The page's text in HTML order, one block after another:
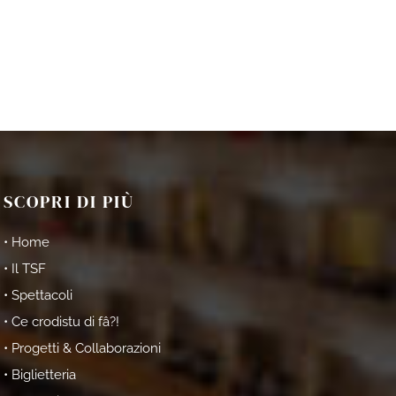
SCOPRI DI PIÙ
• Home
• Il TSF
• Spettacoli
• Ce crodistu di fâ?!
• Progetti & Collaborazioni
• Biglietteria